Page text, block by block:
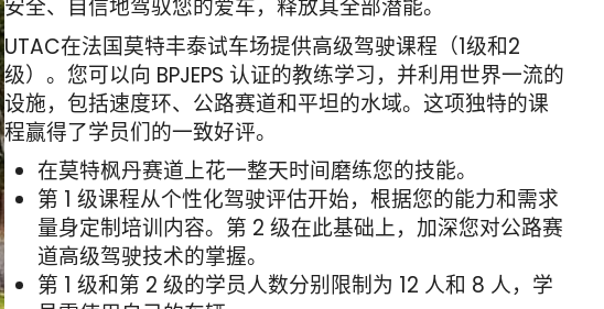
安全、自信地驾驭您的爱车，释放其全部潜能。
UTAC在法国莫特丰泰试车场提供高级驾驶课程（1级和2
级）。您可以向 BPJEPS 认证的教练学习，并利用世界一流的
设施，包括速度环、公路赛道和平坦的水域。这项独特的课
程赢得了学员们的一致好评。
在莫特枫丹赛道上花一整天时间磨练您的技能。
第 1 级课程从个性化驾驶评估开始，根据您的能力和需求
量身定制培训内容。第 2 级在此基础上，加深您对公路赛
道高级驾驶技术的掌握。
第 1 级和第 2 级的学员人数分别限制为 12 人和 8 人，学